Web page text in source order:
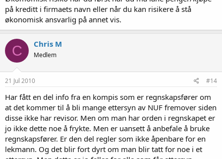
på kreditt i firmaets navn eller når du kan risikere å stå
økonomisk ansvarlig på annet vis.
C Chris M
Medlem
21 Jul 2010 #14
Har fått en del info fra en kompis som er regnskapsfører om
at det kommer til å bli mange ettersyn av NUF fremover siden
disse ikke har revisor. Men om man har orden i regnskapet er
jo ikke dette noe å frykte. Men er uansett å anbefale å bruke
regnskapsfører. Er den del regler som ikke åpenbare for en
lekmann. Og det blir fort dyrt om man blir tatt for noe i et